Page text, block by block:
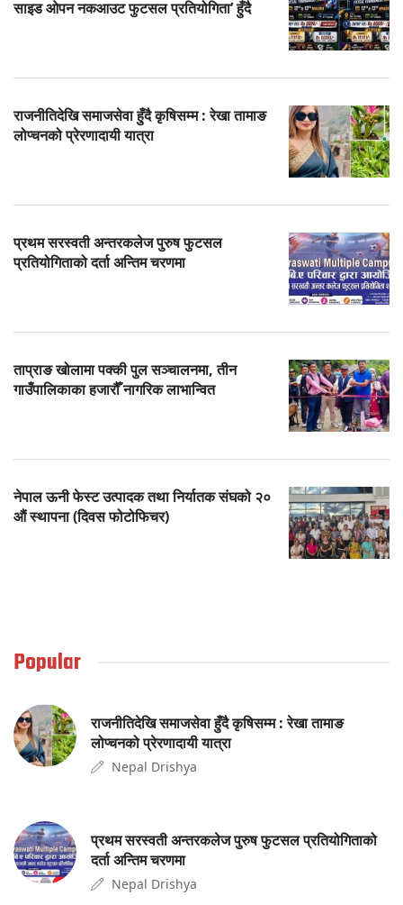
साइड ओपन नकआउट फुटसल प्रतियोगिता’ हुँदै
राजनीतिदेखि समाजसेवा हुँदै कृषिसम्म : रेखा तामाङ
लोप्चनको प्रेरणादायी यात्रा
प्रथम सरस्वती अन्तरकलेज पुरुष फुटसल
प्रतियोगिताको दर्ता अन्तिम चरणमा
ताप्राङ खोलामा पक्की पुल सञ्चालनमा, तीन
गाउँपालिकाका हजारौँ नागरिक लाभान्वित
नेपाल ऊनी फेस्ट उत्पादक तथा निर्यातक संघको २०
औं स्थापना (दिवस फोटोफिचर)
Popular
राजनीतिदेखि समाजसेवा हुँदै कृषिसम्म : रेखा तामाङ
लोप्चनको प्रेरणादायी यात्रा
Nepal Drishya
प्रथम सरस्वती अन्तरकलेज पुरुष फुटसल प्रतियोगिताको
दर्ता अन्तिम चरणमा
Nepal Drishya